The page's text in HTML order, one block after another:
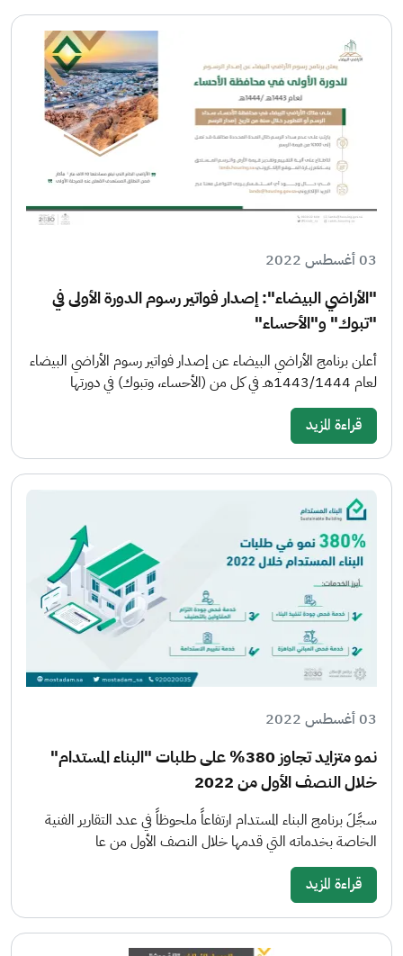
03 أغسطس 2022
"الأراضي البيضاء": إصدار فواتير رسوم الدورة الأولى في
"تبوك" و"الأحساء"
أعلن برنامج الأراضي البيضاء عن إصدار فواتير رسوم الأراضي البيضاء
لعام 1443/1444هـ في كل من (الأحساء، وتبوك) في دورتها
قراءة المزيد
03 أغسطس 2022
نمو متزايد تجاوز 380% على طلبات "البناء المستدام"
خلال النصف الأول من 2022
سجَّلَ برنامج البناء المستدام ارتفاعاً ملحوظاً في عدد التقارير الفنية
الخاصة بخدماته التي قدمها خلال النصف الأول من عا
قراءة المزيد